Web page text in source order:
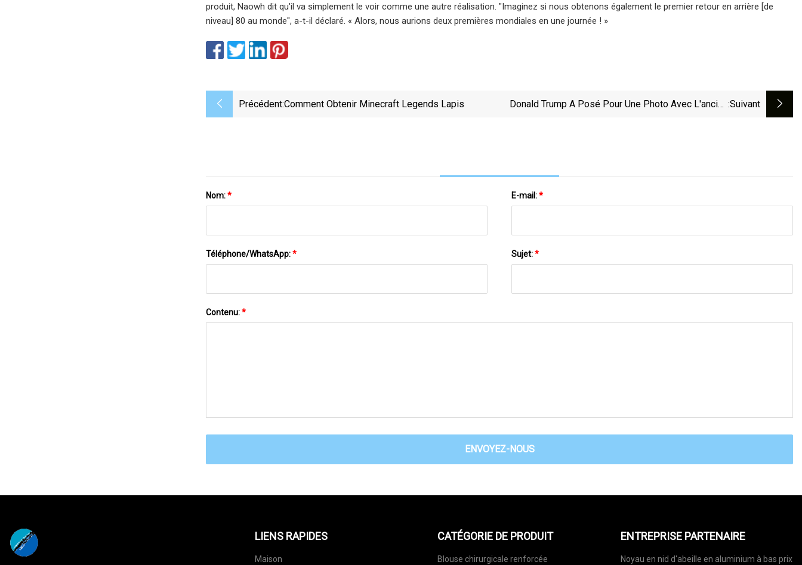
produit, Naowh dit qu'il va simplement le voir comme une autre réalisation. "Imaginez si nous obtenons également le premier retour en arrière [de
niveau] 80 au monde", a-t-il déclaré. « Alors, nous aurions deux premières mondiales en une journée ! »
Précédent:Comment Obtenir Minecraft Legends Lapis
Donald Trump A Posé Pour Une Photo Avec L'ancien :suivant
Nom:* E-mail:*
Téléphone/WhatsApp:* Sujet:*
Contenu:*
ENVOYEZ-NOUS
LIENS RAPIDES
Maison
CATÉGORIE DE PRODUIT
Blouse chirurgicale renforcée
ENTREPRISE PARTENAIRE
Noyau en nid d'abeille en aluminium à bas prix